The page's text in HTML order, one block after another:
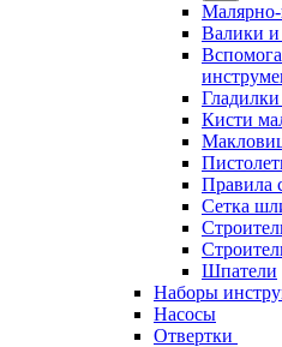
Валики
Кисти
Правила
Сетка
Шпатели
Наборы
Насосы
Отвертки